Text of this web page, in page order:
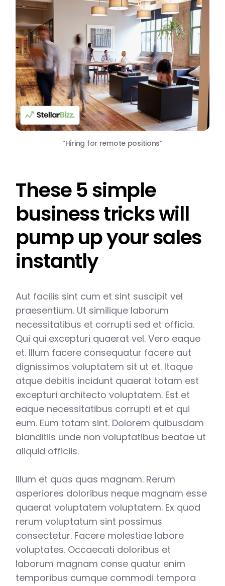
“Hiring for remote positions”
These 5 simple
business tricks will
pump up your sales
instantly
Aut facilis sint cum et sint suscipit vel
praesentium. Ut similique laborum
necessitatibus et corrupti sed et officia.
Qui qui excepturi quaerat vel. Vero eaque
et. Illum facere consequatur facere aut
dignissimos voluptatem sit ut et. Itaque
atque debitis incidunt quaerat totam est
excepturi architecto voluptatem. Est et
eaque necessitatibus corrupti et et qui
eum. Eum totam sint. Dolorem quibusdam
blanditiis unde non voluptatibus beatae ut
aliquid officiis.
Illum et quas quas magnam. Rerum
asperiores doloribus neque magnam esse
quaerat voluptatem voluptatem. Ex quod
rerum voluptatum sint possimus
consectetur. Facere molestiae labore
voluptates. Occaecati doloribus et
laborum magnam conse quatur enim
temporibus cumque commodi tempora